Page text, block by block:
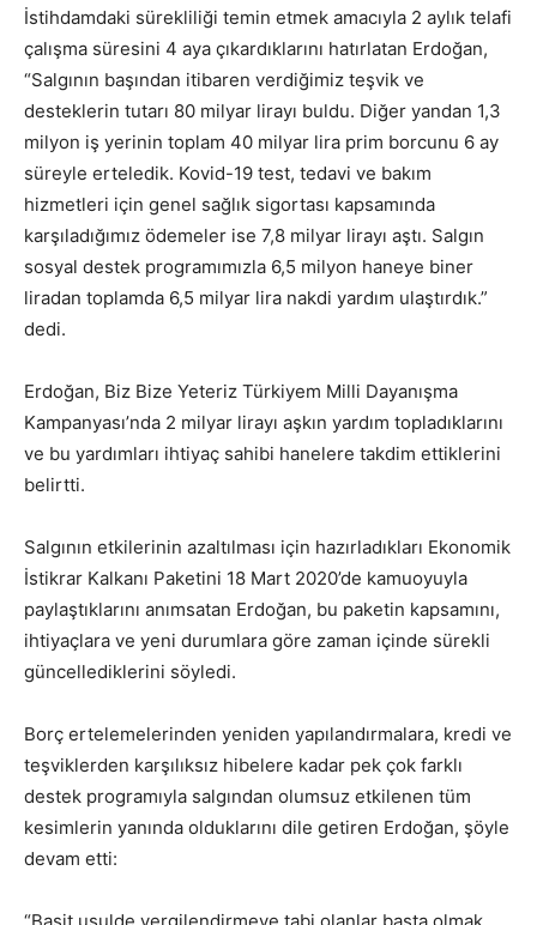
İstihdamdaki sürekliliği temin etmek amacıyla 2 aylık telafi
çalışma süresini 4 aya çıkardıklarını hatırlatan Erdoğan,
“Salgının başından itibaren verdiğimiz teşvik ve
desteklerin tutarı 80 milyar lirayı buldu. Diğer yandan 1,3
milyon iş yerinin toplam 40 milyar lira prim borcunu 6 ay
süreyle erteledik. Kovid-19 test, tedavi ve bakım
hizmetleri için genel sağlık sigortası kapsamında
karşıladığımız ödemeler ise 7,8 milyar lirayı aştı. Salgın
sosyal destek programımızla 6,5 milyon haneye biner
liradan toplamda 6,5 milyar lira nakdi yardım ulaştırdık.”
dedi.
Erdoğan, Biz Bize Yeteriz Türkiyem Milli Dayanışma
Kampanyası’nda 2 milyar lirayı aşkın yardım topladıklarını
ve bu yardımları ihtiyaç sahibi hanelere takdim ettiklerini
belirtti.
Salgının etkilerinin azaltılması için hazırladıkları Ekonomik
İstikrar Kalkanı Paketini 18 Mart 2020’de kamuoyuyla
paylaştıklarını anımsatan Erdoğan, bu paketin kapsamını,
ihtiyaçlara ve yeni durumlara göre zaman içinde sürekli
güncellediklerini söyledi.
Borç ertelemelerinden yeniden yapılandırmalara, kredi ve
teşviklerden karşılıksız hibelere kadar pek çok farklı
destek programıyla salgından olumsuz etkilenen tüm
kesimlerin yanında olduklarını dile getiren Erdoğan, şöyle
devam etti:
“Basit usulde vergilendirmeye tabi olanlar başta olmak